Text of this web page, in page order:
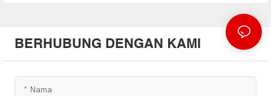
BERHUBUNG DENGAN KAMI
Nama